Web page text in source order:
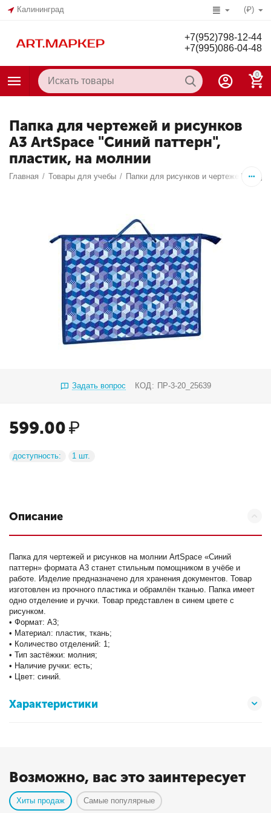
Калининград (₽)
+7(952)798-12-44
+7(995)086-04-48
0
Папка для чертежей и рисунков
А3 ArtSpace "Синий паттерн",
пластик, на молнии
Главная / Товары для учебы / Папки для рисунков и чертежей,
Задать вопрос КОД: ПР-3-20_25639
599.00₽
доступность: 1 шт.
Описание
Папка для чертежей и рисунков на молнии ArtSpace «Синий
паттерн» формата А3 станет стильным помощником в учёбе и
работе. Изделие предназначено для хранения документов. Товар
изготовлен из прочного пластика и обрамлён тканью. Папка имеет
одно отделение и ручки. Товар представлен в синем цвете с
рисунком.
• Формат: А3;
• Материал: пластик, ткань;
• Количество отделений: 1;
• Тип застёжки: молния;
• Наличие ручки: есть;
• Цвет: синий.
Характеристики
Возможно, вас это заинтересует
Хиты продаж Самые популярные